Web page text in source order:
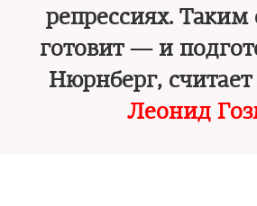
репрессиях. Таким
готовит — и
Нюрнберг,
Леонид